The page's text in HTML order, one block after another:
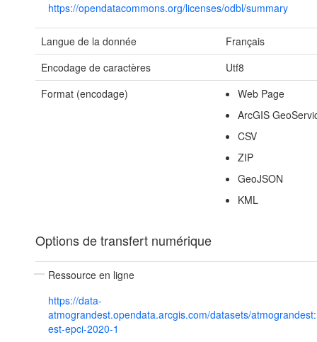
https://opendatacommons.org/licenses/odbl/summary
Langue de la donnée
Français
Encodage de caractères
Utf8
Format (encodage)
Web Page
ArcGIS
CSV
ZIP
GeoJSON
KML
Options de transfert numérique
Ressource en ligne
https://data-
atmograndest.opendata.arcgis.com/datasets/
est-epci-2020-1